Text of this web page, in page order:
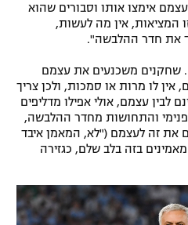
עסק
אימצו אותו וסבורים שהוא
המציאות, אין מה לעשות,
את חדר ההלבשה".
שחקנים משכנעים את עצמם
אין לו מרות או סמכות, ולכן צריך
לבין עצמם, אולי אפילו מדליפים
והתחושות מחדר ההלבשה,
את זה לעצמם ("לא, המאמן איבד
בזה בלב שלם, כגזירה